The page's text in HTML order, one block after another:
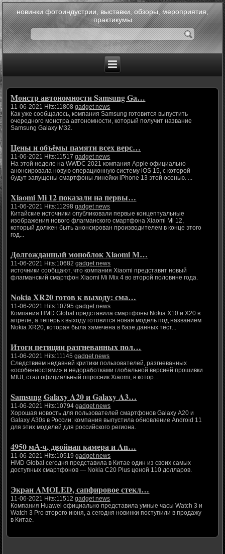
новинки фотоиндустрии, выставки, обзоры, мероприятия,
практикумы
Монстр автономности Samsung Ga…
11-06-2021 Hits:11808gadget news
Как уже сообщалось, компания Samsung готовится выпустить
очередного монстра автономности, который получит название
Samsung Galaxy M32.
Цены и объёмы памяти всех верс…
11-06-2021 Hits:11517gadget news
На этой неделе на WWDC 2021 компания Apple официально
анонсировала новую операционную систему iOS 15, с которой
будут запущены смартфоны линейки iPhone 13 этой осенью. ...
Xiaomi Mi 12 показали на первы…
11-06-2021 Hits:11298gadget news
Китайские источники опубликовали первые концептуальные
изображения нового флагманского смартфона Xiaomi Mi 12,
который должен быть анонсирован производителем в конце этого
год...
Долгожданный моноблок Xiaomi M…
11-06-2021 Hits:10682gadget news
источники сообщают, что компания Xiaomi представит новый
флагманский смартфон Xiaomi Mi Mix 4 во второй половине года.
Nokia XR20 готов к выходу: сма…
11-06-2021 Hits:10795gadget news
Компания HMD Global представила смартфоны Nokia X10 и X20 в
апреле, а теперь к выходу готовится новая модель под названием
Nokia XR20, которая была замечена в базе данных тест...
Итоги петиции разгневанных пол…
11-06-2021 Hits:11145gadget news
Следствием недавней критики пользователей, разгневанных
«особенностями» и недоработками глобальной версией прошивки
MIUI, стал официальный опросник Xiaomi, в котор...
Samsung Galaxy A20 и Galaxy A3…
11-06-2021 Hits:10794gadget news
Хорошая новость для пользователей смартфонов Galaxy A20 и
Galaxy A30s в России: компания выпустила обновление Android 11
для этих моделей для российского региона.
4950 мА·ч, двойная камера и An…
11-06-2021 Hits:10519gadget news
HMD Global сегодня представила в Китае один из своих самых
доступных смартфонов — Nokia C20 Plus ценой 110 долларов.
Экран AMOLED, сапфировое стекл…
11-06-2021 Hits:11512gadget news
Компания Huawei официально представила умные часы Watch 3 и
Watch 3 Pro второго июня, а сегодня новинки поступили в продажу
в Китае.